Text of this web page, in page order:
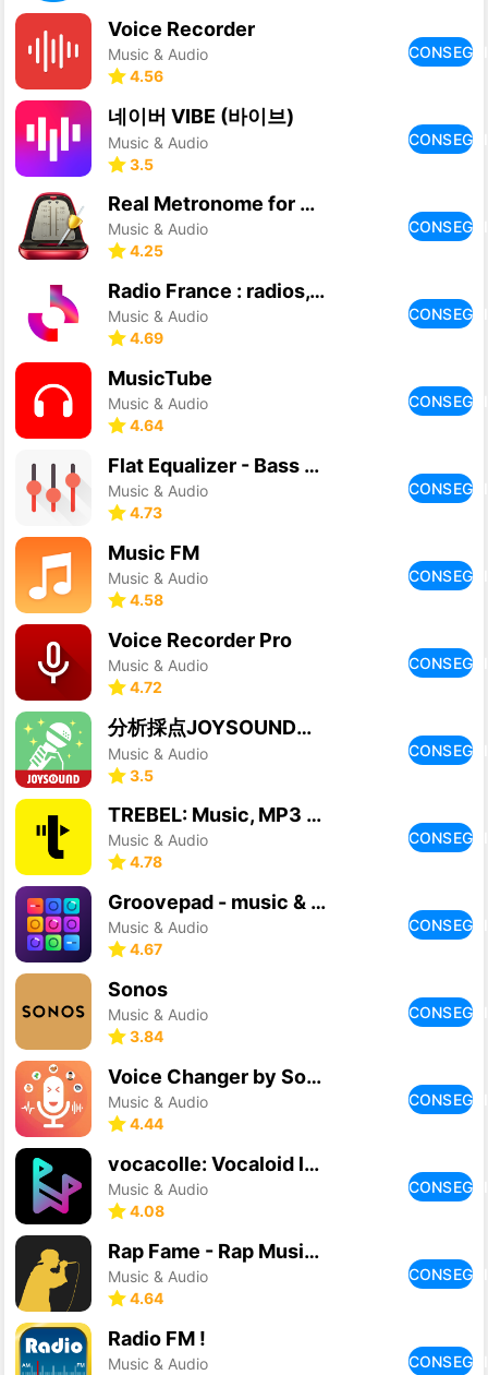
Voice Recorder
Music & Audio
4.56
네이버 VIBE (바이브)
Music & Audio
3.5
Real Metronome for Guitar, Dru
Music & Audio
4.25
Radio France : radios, podcast
Music & Audio
4.69
MusicTube
Music & Audio
4.64
Flat Equalizer - Bass Booster
Music & Audio
4.73
Music FM
Music & Audio
4.58
Voice Recorder Pro
Music & Audio
4.72
分析採点JOYSOUND｜カラオケ採点
Music & Audio
3.5
TREBEL: Music, MP3 & Podcasts
Music & Audio
4.78
Groovepad - music & beat maker
Music & Audio
4.67
Sonos
Music & Audio
3.84
Voice Changer by Sound Effects
Music & Audio
4.44
vocacolle: Vocaloid lovers
Music & Audio
4.08
Rap Fame - Rap Music Studio
Music & Audio
4.64
Radio FM !
Music & Audio